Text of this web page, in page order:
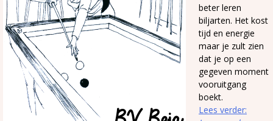
beter leren
biljarten. Het kost
tijd en energie
maar je zult zien
dat je op een
gegeven moment
vooruitgang
boekt.
Lees verder: